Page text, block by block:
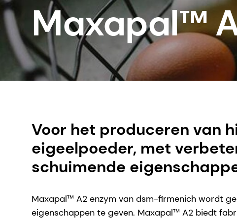
Maxapal™
Voor het produceren van
eigeelpoeder, met
schuimende
Maxapal™ A2 enzym van dsm-firmenich wordt
eigenschappen te geven. Maxapal™ A2 biedt